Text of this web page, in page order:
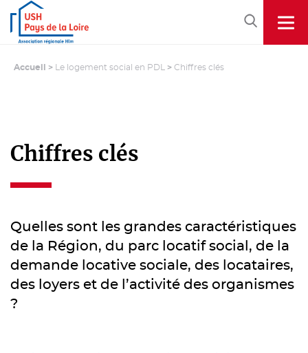
Accueil > Le logement social en PDL > Chiffres clés
Chiffres clés
Quelles sont les grandes caractéristiques
de la Région, du parc locatif social, de la
demande locative sociale, des locataires,
des loyers et de l’activité des organismes
?